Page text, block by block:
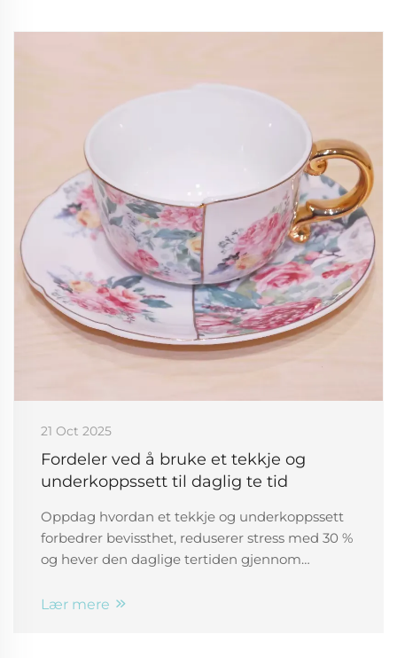
21 Oct 2025
Fordeler ved å bruke et tekkje og
underkoppssett til daglig te tid
Oppdag hvordan et tekkje og underkoppssett
forbedrer bevissthet, reduserer stress med 30 %
og hever den daglige tertiden gjennom
rutine i dag.
Lær mere